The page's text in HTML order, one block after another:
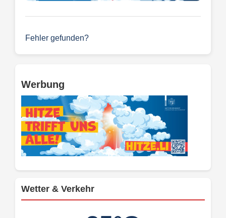
Fehler gefunden?
Werbung
Wetter & Verkehr